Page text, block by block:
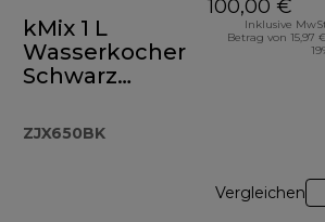
kMix 1 L
Wasserkocher
Schwarz
ZJX650BK
100,00 €
Inklusive
Betrag von 15,97
Vergleichen